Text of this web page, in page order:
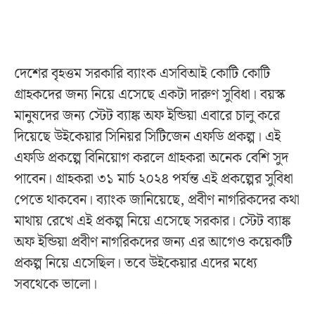
দেশের বৃহত্তম সরকারি ব্যাংক এসবিআই কোটি কোটি
গ্রাহকদের জন্য নিয়ে এসেছে একটা দারুণ সুবিধা। বয়স্ক
মানুষদের জন্য স্টেট ব্যাঙ্ক অফ ইন্ডিয়া এবারে চালু করে
দিয়েছে উইকেয়ার সিনিয়র সিটিজেন এফডি প্রকল্প। এই
এফডি প্রকল্পে বিনিয়োগ করলে গ্রাহকরা অনেক বেশি সুদ
পাবেন। গ্রাহকরা ৩১ মার্চ ২০২৪ পর্যন্ত এই প্রকল্পের সুবিধা
পেতে থাকবেন। ব্যাংক জানিয়েছে, প্রবীণ নাগরিকদের কথা
মাথায় রেখে এই প্রকল্প নিয়ে এসেছে সরকার। স্টেট ব্যাঙ্ক
অফ ইন্ডিয়া প্রবীণ নাগরিকদের জন্য এর আগেও কয়েকটি
প্রকল্প নিয়ে এসেছিল। তবে উইকেয়ার এদের মধ্যে
সবথেকে ভালো।